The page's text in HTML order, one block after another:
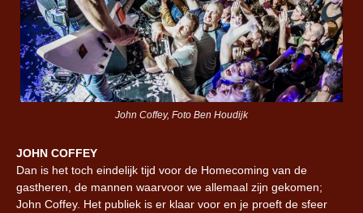
John Coffey, Foto Ben Houdijk
JOHN COFFEY
Dan is het toch eindelijk tijd voor de Homecoming van de
gastheren, de mannen waarvoor we allemaal zijn gekomen;
John Coffey. Het publiek is er klaar voor en je proeft de sfeer